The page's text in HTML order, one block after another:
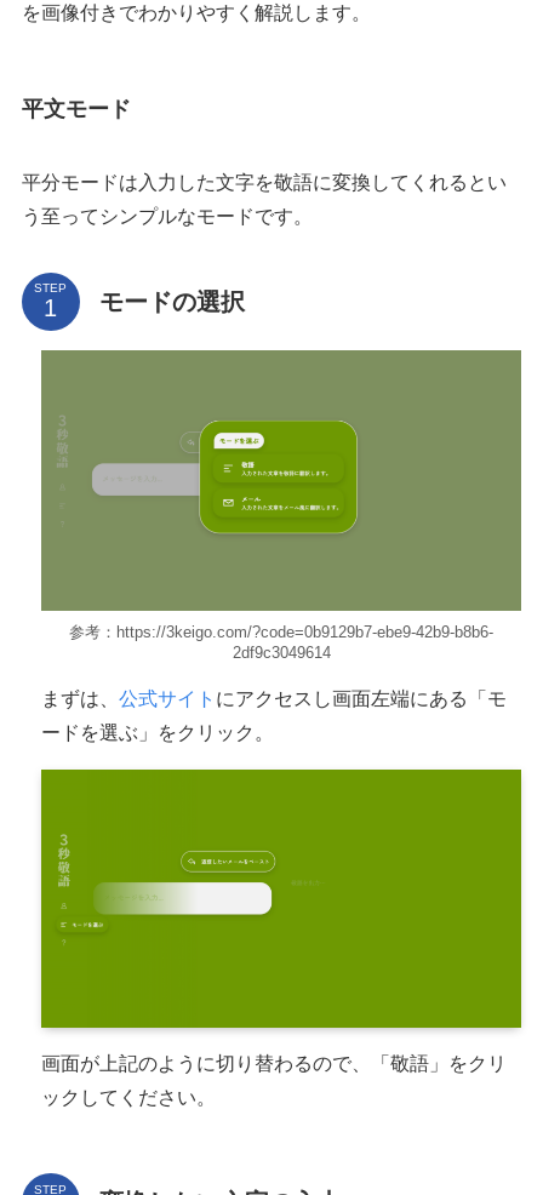
を画像付きでわかりやすく解説します。
平文モード
平分モードは入力した文字を敬語に変換してくれるとい
う至ってシンプルなモードです。
STEP モードの選択
参考：https://3keigo.com/?code=0b9129b7-ebe9-42b9-b8b6-
2df9c3049614
まずは、 公式サイト にアクセスし画面左端にある「モ
ードを選ぶ」をクリック。
画面が上記のように切り替わるので、「敬語」をクリ
ックしてください。
STEP